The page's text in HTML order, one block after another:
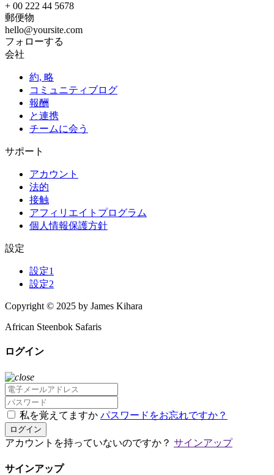
+ 00 222 44 5678
郵便物
hello@yoursite.com
フォローする
会社
約, 略
コミュニティブログ
報酬
と連携
チームに会う
サポート
アカウント
法的
接触
アフィリエイトプログラム
個人情報保護方針
設定
設定1
設定2
Copyright © 2025 by James Kihara
African Steenbok Safaris
ログイン
私を覚えてますか パスワードをお忘れですか？
ログイン
アカウントを持っていないのですか？ サインアップ
サインアップ